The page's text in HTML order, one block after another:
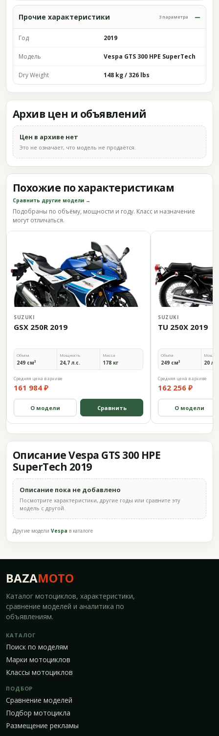
Прочие характеристики 3 параметра
Год 2019
Модель Vespa GTS 300 HPE SuperTech
Dry Weight 148 kg / 326 lbs
Архив цен и объявлений
Цен в архиве нет
Это не означает, что модель не продаётся.
Похожие по характеристикам
Сравнить другие модели →
Подобраны по объёму, мощности и году. Класс и назначение
могут отличаться.
SUZUKI
GSX 250R 2019
Объём
249 см³
Мощность
24,7 л.с.
Масса
178 кг
Средняя цена в архиве
161 984 ₽
О модели Сравнить
SUZUKI
TU 250X 2019
Объём
249 см³ 20
Средняя цена в архиве
162 256 ₽
О модели
Описание Vespa GTS 300 HPE
SuperTech 2019
Описание пока не добавлено
Посмотрите характеристики, другие годы или сравните эту
модель с другой.
Другие модели Vespa в каталоге
BAZAMOTO
Каталог мотоциклов, характеристики,
сравнение моделей и аналитика по
объявлениям.
КАТАЛОГ
Поиск по моделям
Марки мотоциклов
Классы мотоциклов
ПОДБОР
Сравнение моделей
Подбор мотоцикла
Размещение рекламы